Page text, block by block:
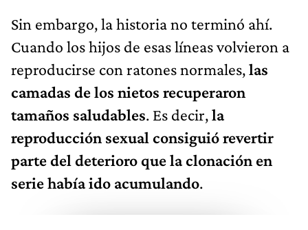
Sin embargo, la historia no terminó ahí.
Cuando los hijos de esas líneas volvieron a
reproducirse con ratones normales,las
camadas de los nietos recuperaron
tamaños saludables. Es decir,la
reproducción sexual consiguió revertir
parte del deterioro que la clonación en
serie había ido acumulando.